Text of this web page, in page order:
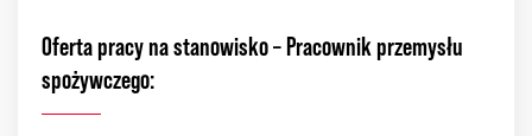
Ofertapracynastanowisko –Pracownik przemysłu
spożywczego: